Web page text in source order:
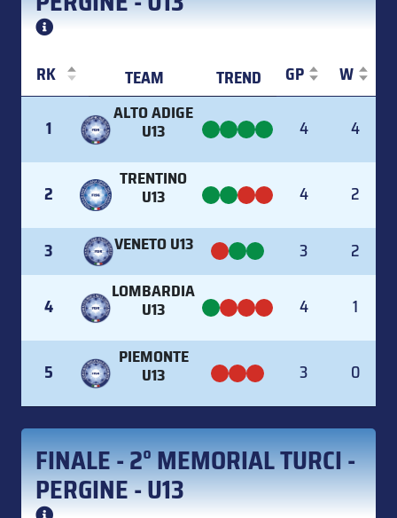
RK TEAM TREND GP W
TEAM
1
ALTO ADIGE
U13 4 4
2
TRENTINO
U13 4 2
3 VENETO U13 3 2
4
LOMBARDIA
U13 4 1
5
PIEMONTE
U13 3 0
FINALE - 2° MEMORIAL TURCI -
PERGINE - U13